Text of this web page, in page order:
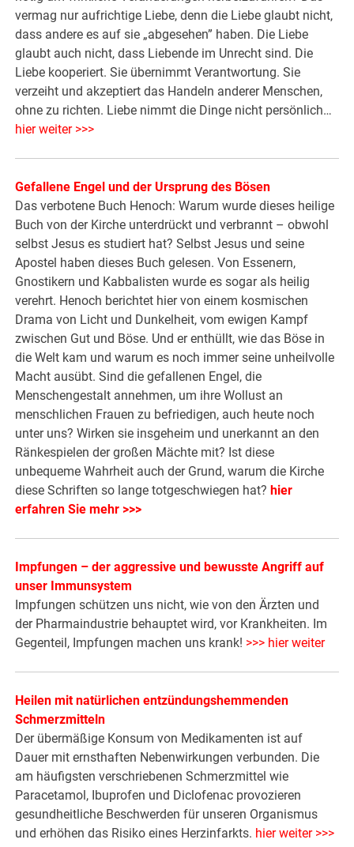
vermag nur aufrichtige Liebe, denn die Liebe glaubt nicht,
dass andere es auf sie „abgesehen” haben. Die Liebe
glaubt auch nicht, dass Liebende im Unrecht sind. Die
Liebe kooperiert. Sie übernimmt Verantwortung. Sie
verzeiht und akzeptiert das Handeln anderer Menschen,
ohne zu richten. Liebe nimmt die Dinge nicht persönlich…
hier weiter >>>
Gefallene Engel und der Ursprung des Bösen
Das verbotene Buch Henoch: Warum wurde dieses heilige
Buch von der Kirche unterdrückt und verbrannt – obwohl
selbst Jesus es studiert hat? Selbst Jesus und seine
Apostel haben dieses Buch gelesen. Von Essenern,
Gnostikern und Kabbalisten wurde es sogar als heilig
verehrt. Henoch berichtet hier von einem kosmischen
Drama von Licht und Dunkelheit, vom ewigen Kampf
zwischen Gut und Böse. Und er enthüllt, wie das Böse in
die Welt kam und warum es noch immer seine unheilvolle
Macht ausübt. Sind die gefallenen Engel, die
Menschengestalt annehmen, um ihre Wollust an
menschlichen Frauen zu befriedigen, auch heute noch
unter uns? Wirken sie insgeheim und unerkannt an den
Ränkespielen der großen Mächte mit? Ist diese
unbequeme Wahrheit auch der Grund, warum die Kirche
diese Schriften so lange totgeschwiegen hat? hier
erfahren Sie mehr >>>
Impfungen – der aggressive und bewusste Angriff auf
unser Immunsystem
Impfungen schützen uns nicht, wie von den Ärzten und
der Pharmaindustrie behauptet wird, vor Krankheiten. Im
Gegenteil, Impfungen machen uns krank! >>> hier weiter
Heilen mit natürlichen entzündungshemmenden
Schmerzmitteln
Der übermäßige Konsum von Medikamenten ist auf
Dauer mit ernsthaften Nebenwirkungen verbunden. Die
am häufigsten verschriebenen Schmerzmittel wie
Paracetamol, Ibuprofen und Diclofenac provozieren
gesundheitliche Beschwerden für unseren Organismus
und erhöhen das Risiko eines Herzinfarkts. hier weiter >>>